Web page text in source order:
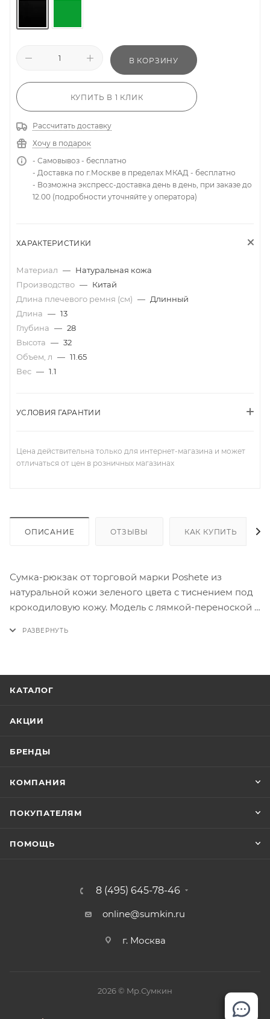
В КОРЗИНУ
КУПИТЬ В 1 КЛИК
Рассчитать доставку
Хочу в подарок
- Самовывоз - бесплатно
- Доставка по г.Москве в пределах МКАД - бесплатно
- Возможна экспресс-доставка день в день, при заказе до
12.00 (подробности уточняйте у оператора)
ХАРАКТЕРИСТИКИ
Материал — Натуральная кожа
Производство — Китай
Длина плечевого ремня (см) — Длинный
Длина — 13
Глубина — 28
Высота — 32
Объем, л — 11.65
Вес — 1.1
УСЛОВИЯ ГАРАНТИИ
Цена действительна только для интернет-магазина и может
отличаться от цен в розничных магазинах
ОПИСАНИЕ ОТЗЫВЫ КАК КУПИТЬ
Сумка-рюкзак от торговой марки Poshete из
натуральной кожи зеленого цвета с тиснением под
крокодиловую кожу. Модель с лямкой-переноской и
молнии.
КАТАЛОГ
АКЦИИ
БРЕНДЫ
КОМПАНИЯ
ПОКУПАТЕЛЯМ
ПОМОЩЬ
8 (495) 645-78-46
online@sumkin.ru
г. Москва
2026 © Mр.Сумкин